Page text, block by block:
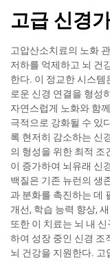
고급 신경
고압산소치료의 노화
저하를 억제하고 뇌 건
한다. 이 정교한 시스템
로운 신경 연결을 형성
자연스럽게 노화와 함
극적으로 강화될 수 있
록 현저히 감소하는 신
의 형성을 위한 최적
이 증가하여 뇌유래 신
백질은 기존 뉴런의 생
과 분화를 촉진하는 데
개선, 학습 능력 향상,
또한 이 치료는 뇌 내
하여 성장 중인 신경 조
뇌 건강을 지원한다. 고